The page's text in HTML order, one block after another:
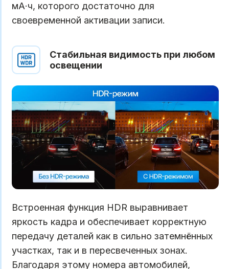
мА·ч, которого достаточно для
своевременной активации записи.
Стабильная видимость при любом
освещении
Встроенная функция HDR выравнивает
яркость кадра и обеспечивает корректную
передачу деталей как в сильно затемнённых
участках, так и в пересвеченных зонах.
Благодаря этому номера автомобилей,